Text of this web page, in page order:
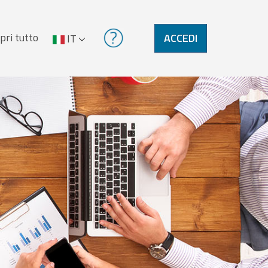
tutto IT ACCEDI